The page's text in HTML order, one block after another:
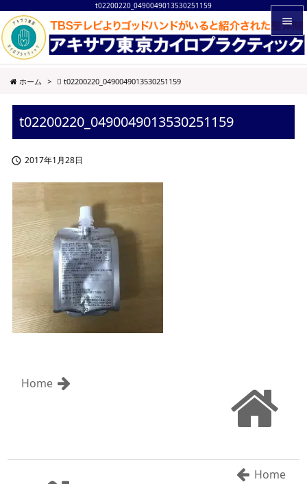
t02200220_0490049013530251159


メニュ
ホーム > t02200220_0490049013530251159
t02200220_0490049013530251159
 2017年1月28日
Home
Home